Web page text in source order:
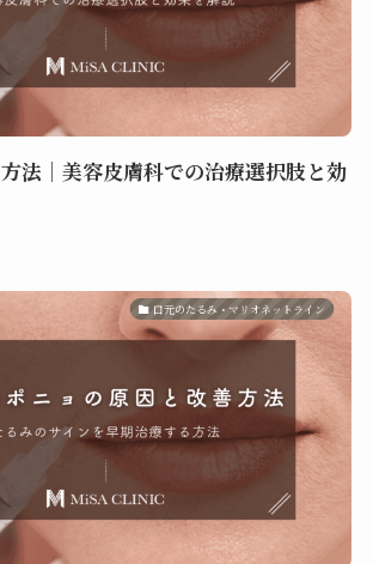
法｜美容皮膚科での治療選択肢と効
口元のたるみ・マリオネットライン